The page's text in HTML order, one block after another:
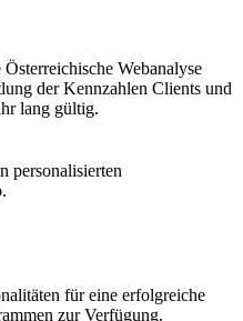
Webanalyse
der Kennzahlen Clients und
lang gültig.
personalisierten
für eine erfolgreiche
zur Verfügung.